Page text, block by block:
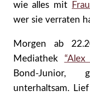
wie alles mit
wer sie verraten
Morgen ab
Mediathek “Alex
Bond-Junior,
unterhaltsam.